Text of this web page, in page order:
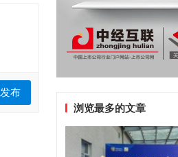
发布
浏览最多的文章